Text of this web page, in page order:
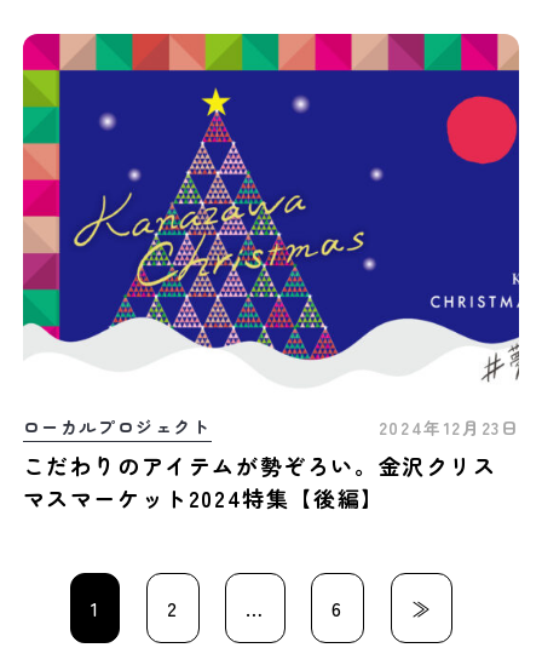
ローカルプロジェクト 2024年12月23日
こだわりのアイテムが勢ぞろい。金沢クリス
マスマーケット2024特集【後編】
1 2 … 6 ≫